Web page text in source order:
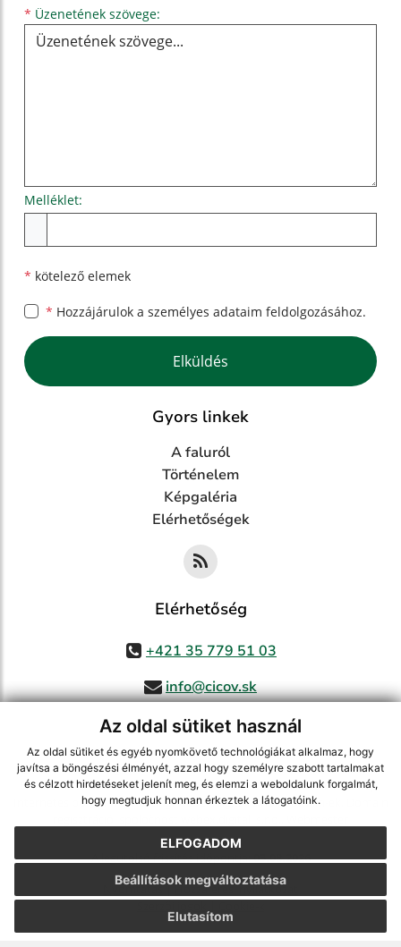
Az oldal sütiket használ
Az oldal sütiket és egyéb nyomkövető technológiákat alkalmaz, hogy
javítsa a böngészési élményét, azzal hogy személyre szabott tartalmakat
és célzott hirdetéseket jelenít meg, és elemzi a weboldalunk forgalmát,
hogy megtudjuk honnan érkeztek a látogatóink.
ELFOGADOM
Elutasítom
Beállítások megváltoztatása
* Üzenetének szövege:
Melléklet:
* kötelező elemek
* Hozzájárulok a személyes adataim feldolgozásához.
Google reCaptcha Response
Elküldés
Gyors linkek
A faluról
Történelem
Képgaléria
Elérhetőségek
Elérhetőség
+421 35 779 51 03
info@cicov.sk
használja ki a legfrissebb információk követését az RSS funkcióval,
ECHELON 2 CMS rendszer (tartalomkezelő rendszer),Honlaptérkép
Internetes portál, webhosting,webex.digital, s.r.o.,Domain-ek
A legutolsó frissítés időpontja:03.08.2026
Nyomtatás|Hozzáférési nyilatkozat